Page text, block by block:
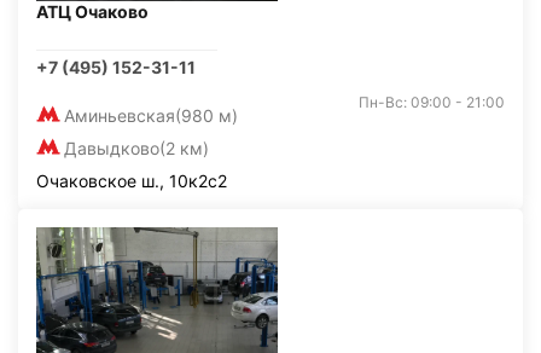
АТЦ Очаково
+7 (495) 152-31-11
Аминьевская(980 м)
Давыдково(2 км)
Пн-Вс: 09:00 - 21:00
Очаковское ш., 10к2с2